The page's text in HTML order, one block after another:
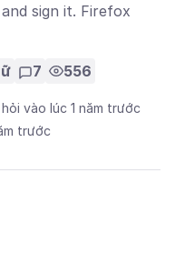
sign it. Firefox
7 556
vào lúc 1 năm trước
trước